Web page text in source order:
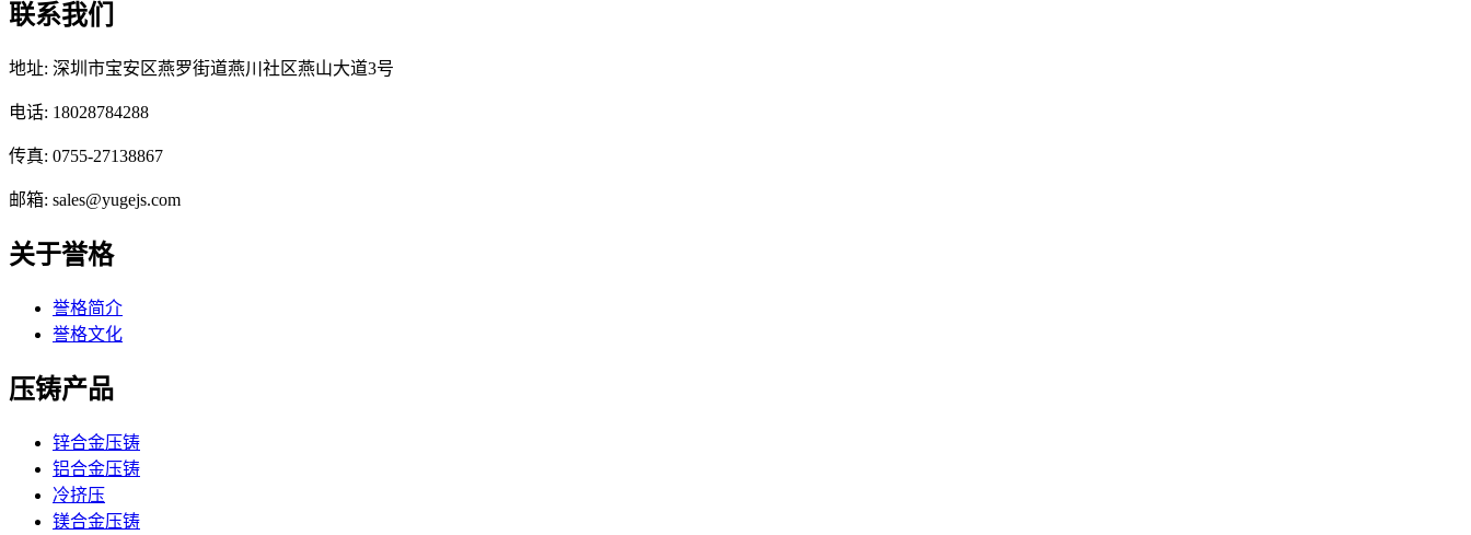
联系我们
地址: 深圳市宝安区燕罗街道燕川社区燕山大道3号
电话: 18028784288
传真: 0755-27138867
邮箱: sales@yugejs.com
关于誉格
誉格简介
誉格文化
压铸产品
锌合金压铸
铝合金压铸
冷挤压
镁合金压铸